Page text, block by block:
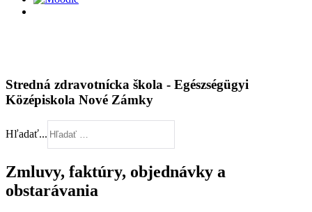
Stredná zdravotnícka škola - Egészségügyi
Középiskola Nové Zámky
Hľadať...
Zmluvy, faktúry, objednávky a
obstarávania